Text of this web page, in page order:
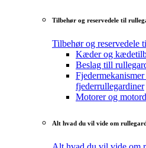
Tilbehør og reservedele til
Tilbehør og reservedele
Kæder og
Beslag till
fjederrullegardiner
Motorer og
Alt hvad du vil vide om